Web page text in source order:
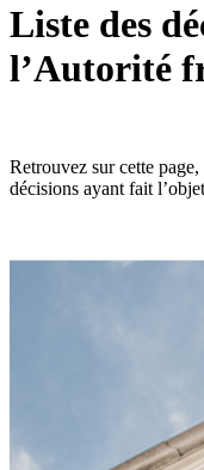
Liste des
l’Autorité
Retrouvez sur cette
décisions ayant fait